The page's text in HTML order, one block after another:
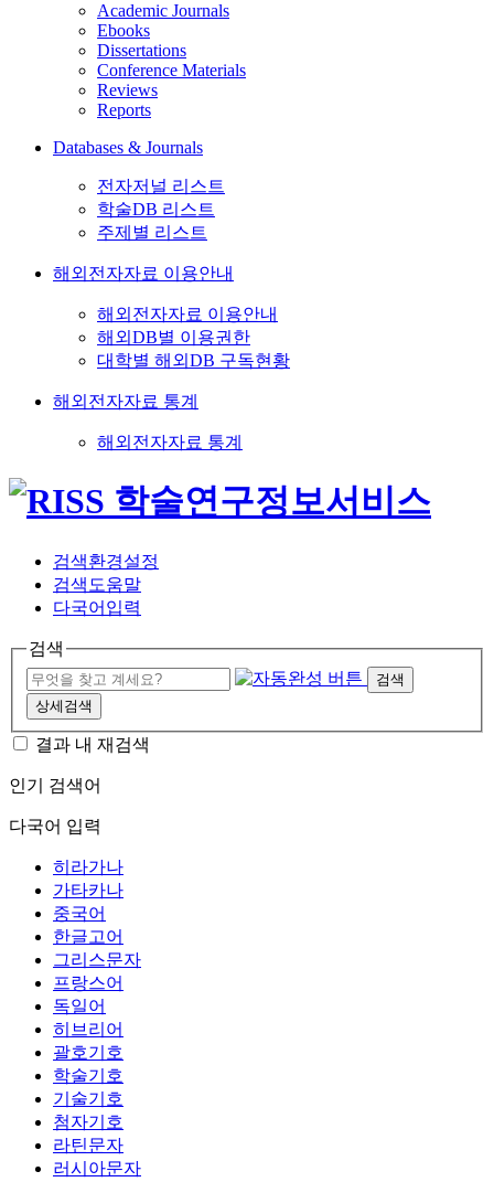
Academic Journals
Ebooks
Dissertations
Conference Materials
Reviews
Reports
Databases & Journals
전자저널 리스트
학술DB 리스트
주제별 리스트
해외전자자료 이용안내
해외전자자료 이용안내
해외DB별 이용권한
대학별 해외DB 구독현황
해외전자자료 통계
해외전자자료 통계
검색환경설정
검색도움말
다국어입력
검색
검색
상세검색
결과 내 재검색
인기 검색어
다국어 입력
히라가나
가타카나
중국어
한글고어
그리스문자
프랑스어
독일어
히브리어
괄호기호
학술기호
기술기호
첨자기호
라틴문자
러시아문자